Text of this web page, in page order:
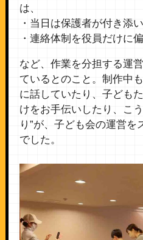
は、
・当日は保護者が付き添
・連絡体制を役員だけに
など、作業を分担する運
ているとのこと。制作中
に話していたり、子ども
けをお手伝いしたり、こ
り”が、子ども会の運営
でした。